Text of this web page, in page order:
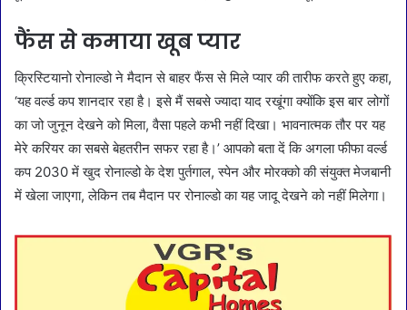
फैंस से कमाया खूब प्यार
क्रिस्टियानो रोनाल्डो ने मैदान से बाहर फैंस से मिले प्यार की तारीफ करते हुए कहा,
‘यह वर्ल्ड कप शानदार रहा है। इसे मैं सबसे ज्यादा याद रखूंगा क्योंकि इस बार लोगों
का जो जुनून देखने को मिला, वैसा पहले कभी नहीं दिखा। भावनात्मक तौर पर यह
मेरे करियर का सबसे बेहतरीन सफर रहा है।’ आपको बता दें कि अगला फीफा वर्ल्ड
कप 2030 में खुद रोनाल्डो के देश पुर्तगाल, स्पेन और मोरक्को की संयुक्त मेजबानी
में खेला जाएगा, लेकिन तब मैदान पर रोनाल्डो का यह जादू देखने को नहीं मिलेगा।